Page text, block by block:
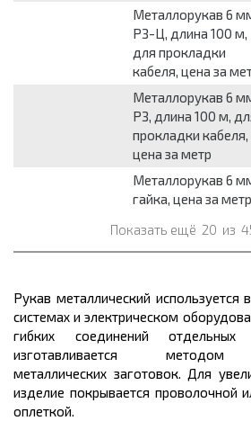
Металлорукав 6
РЗ-Ц, длина 100 м,
для прокладки
кабеля, цена за
Металлорукав 6
РЗ, длина 100 м,
прокладки кабеля,
цена за метр
Металлорукав 6
гайка, цена за метр
Показать ещё 20 из
Рукав металлический используется
системах и электрическом
гибких соединений
изготавливается методом
металлических заготовок. Для
изделие покрывается проволочной
оплеткой.